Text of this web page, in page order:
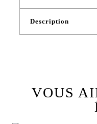
Description
VOUS